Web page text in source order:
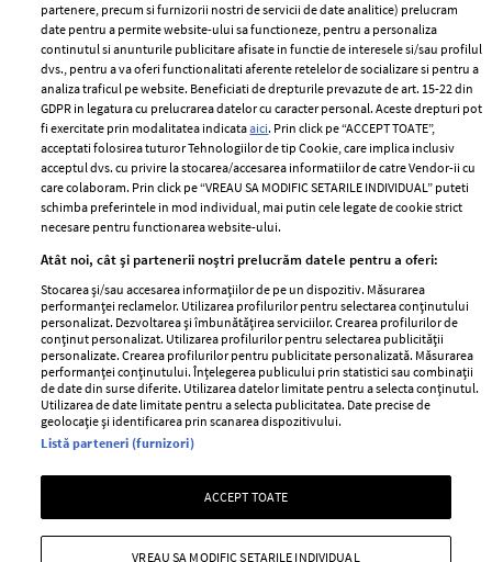
ELLE Style Awards
2024
Despre ELLE
Romania
Contact
Abonamente
Termeni si conditii
Politica de
confidențialitate
Politica de cookies
Publicitate
GSP
Unica
Baby
Retete
femei
Viva
Avantaje
Retete practice
Pariază responsabil! Decizia ONJN nr. 821/25.09.2025.
Jocurile de noroc sunt interzise minorilor.
Copyright © 2026 Ringier Romania SRL
partenere, precum si furnizorii nostri de servicii de date analitice) prelucram
date pentru a permite website-ului sa functioneze, pentru a personaliza
continutul si anunturile publicitare afisate in functie de interesele si/sau profilul
dvs., pentru a va oferi functionalitati aferente retelelor de socializare si pentru a
analiza traficul pe website. Beneficiati de drepturile prevazute de art. 15-22 din
GDPR in legatura cu prelucrarea datelor cu caracter personal. Aceste drepturi pot
fi exercitate prin modalitatea indicataaici. Prin click pe “ACCEPT TOATE”,
acceptati folosirea tuturor Tehnologiilor de tip Cookie, care implica inclusiv
acceptul dvs. cu privire la stocarea/accesarea informatiilor de catre Vendor-ii cu
care colaboram. Prin click pe “VREAU SA MODIFIC SETARILE INDIVIDUAL” puteti
schimba preferintele in mod individual, mai putin cele legate de cookie strict
necesare pentru functionarea website-ului.
Atât noi, cât și partenerii noștri prelucrăm datele pentru a oferi:
Stocarea și/sau accesarea informațiilor de pe un dispozitiv. Măsurarea
performanței reclamelor. Utilizarea profilurilor pentru selectarea conținutului
personalizat. Dezvoltarea și îmbunătățirea serviciilor. Crearea profilurilor de
conținut personalizat. Utilizarea profilurilor pentru selectarea publicității
personalizate. Crearea profilurilor pentru publicitate personalizată. Măsurarea
performanței conținutului. Înțelegerea publicului prin statistici sau combinații
de date din surse diferite. Utilizarea datelor limitate pentru a selecta conținutul.
Utilizarea de date limitate pentru a selecta publicitatea. Date precise de
geolocație și identificarea prin scanarea dispozitivului.
Listă parteneri (furnizori)
ACCEPT TOATE
VREAU SA MODIFIC SETARILE INDIVIDUAL